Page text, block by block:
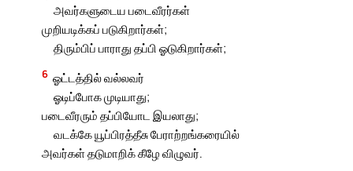
அவர்களுடைய படைவீரர்கள்
முறியடிக்கப் படுகிறார்கள்;
திரும்பிப் பாராது தப்பி ஓடுகிறார்கள்;
6 ஓட்டத்தில் வல்லவர்
ஓடிப்போக முடியாது;
படைவீரரும் தப்பியோட இயலாது;
வடக்கே யூப்பிரத்தீசு பேராற்றங்கரையில்
அவர்கள் தடுமாறிக் கீழே விழுவர்.